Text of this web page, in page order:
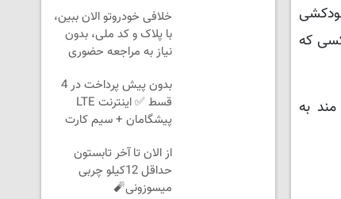
که
مند به
خلافی خودروتو الان ببین،
با پلاک و کد ملی، بدون
نیاز به مراجعه حضوری
بدون پیش پرداخت در 4
قسط ✅ اینترنت LTE
پیشگامان + سیم کارت
از الان تا آخر تابستون
حداقل 12کیلو چربی
میسوزونی🧨